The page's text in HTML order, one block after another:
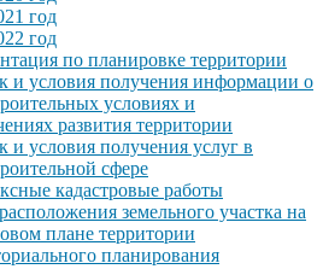
год
год
по планировке территории
и условия получения информации о
условиях и
развития территории
и условия получения услуг в
сфере
кадастровые работы
земельного участка на
плане территории
планирования